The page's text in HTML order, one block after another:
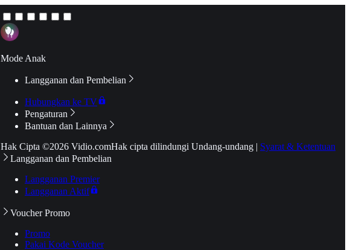
Mode Anak
Langganan dan Pembelian
Hubungkan ke TV
Pengaturan
Bantuan dan Lainnya
Hak Cipta ©2026 Vidio.comHak cipta dilindungi Undang-undang | Syarat & Ketentuan
Langganan dan Pembelian
Langganan Premier
Langganan Aktif
Voucher Promo
Promo
Pakai Kode Voucher